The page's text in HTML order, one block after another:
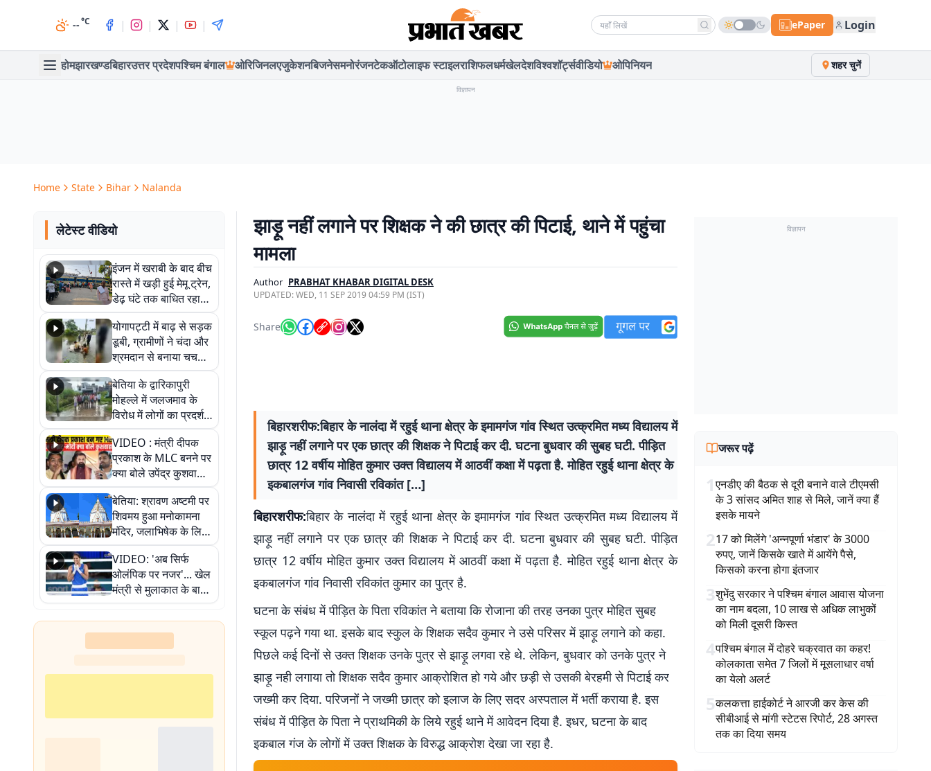
--°C | | | | Search news ePaper Login
होमझारखण्डबिहारउत्तर प्रदेशपश्चिम बंगाल ओरिजिनलएजुकेशनबिजनेसमनोरंजनटेकऑटोलाइफ स्टाइलराशिफलधर्मखेलदेशविश्वशॉर्ट्सवीडियो ओपिनियन शहर चुनें
विज्ञापन
Home State Bihar Nalanda
लेटेस्ट वीडियो
इंजन में खराबी के बाद बीच
रास्ते में खड़ी हुई मेमू ट्रेन,
डेढ़ घंटे तक बाधित रहा
आवागमन
योगापट्टी में बाढ़ से सड़क
डूबी, ग्रामीणों ने चंदा और
श्रमदान से बनाया चचरी
पुल
बेतिया के द्वारिकापुरी
मोहल्ले में जलजमाव के
विरोध में लोगों का प्रदर्शन,
स्थायी समाधान की मांग
VIDEO : मंत्री दीपक
प्रकाश के MLC बनने पर
क्या बोले उपेंद्र कुशवाहा,
सुनिए
बेतिया: श्रावण अष्टमी पर
शिवमय हुआ मनोकामना
मंदिर, जलाभिषेक के लिए
लगी लंबी कतारें
VIDEO: 'अब सिर्फ
ओलंपिक पर नजर'... खेल
मंत्री से मुलाकात के बाद
जैसमीन लंबोरिया का बड़ा
बयान
झाड़ू नहीं लगाने पर शिक्षक ने की छात्र की पिटाई, थाने में पहुंचा
मामला
Author PRABHAT KHABAR DIGITAL DESK
UPDATED:WED, 11 SEP 2019 04:59 PM (IST)
Share
बिहारशरीफ:बिहार के नालंदा में रहुई थाना क्षेत्र के इमामगंज गांव स्थित उत्क्रमित मध्य विद्यालय में
झाड़ू नहीं लगाने पर एक छात्र की शिक्षक ने पिटाई कर दी. घटना बुधवार की सुबह घटी. पीड़ित
छात्र 12 वर्षीय मोहित कुमार उक्त विद्यालय में आठवीं कक्षा में पढ़ता है. मोहित रहुई थाना क्षेत्र के
इकबालगंज गांव निवासी रविकांत […]
बिहारशरीफ:बिहार के नालंदा में रहुई थाना क्षेत्र के इमामगंज गांव स्थित उत्क्रमित मध्य विद्यालय में
झाड़ू नहीं लगाने पर एक छात्र की शिक्षक ने पिटाई कर दी. घटना बुधवार की सुबह घटी. पीड़ित
छात्र 12 वर्षीय मोहित कुमार उक्त विद्यालय में आठवीं कक्षा में पढ़ता है. मोहित रहुई थाना क्षेत्र के
इकबालगंज गांव निवासी रविकांत कुमार का पुत्र है.
घटना के संबंध में पीड़ित के पिता रविकांत ने बताया कि रोजाना की तरह उनका पुत्र मोहित सुबह
स्कूल पढ़ने गया था. इसके बाद स्कुल के शिक्षक सदैव कुमार ने उसे परिसर में झाड़ू लगाने को कहा.
पिछले कई दिनों से उक्त शिक्षक उनके पुत्र से झाड़ू लगवा रहे थे. लेकिन, बुधवार को उनके पुत्र ने
झाड़ू नही लगाया तो शिक्षक सदैव कुमार आक्रोशित हो गये और छड़ी से उसकी बेरहमी से पिटाई कर
जख्मी कर दिया. परिजनों ने जख्मी छात्र को इलाज के लिए सदर अस्पताल में भर्ती कराया है. इस
संबंध में पीड़ित के पिता ने प्राथमिकी के लिये रहुई थाने में आवेदन दिया है. इधर, घटना के बाद
इकबाल गंज के लोगों में उक्त शिक्षक के विरुद्ध आक्रोश देखा जा रहा है.
विज्ञापन
जरूर पढ़ें
1एनडीए की बैठक से दूरी बनाने वाले टीएमसी
के 3 सांसद अमित शाह से मिले, जानें क्या हैं
इसके मायने
217 को मिलेंगे 'अन्नपूर्णा भंडार' के 3000
रुपए, जानें किसके खाते में आयेंगे पैसे,
किसको करना होगा इंतजार
3शुभेंदु सरकार ने पश्चिम बंगाल आवास योजना
का नाम बदला, 10 लाख से अधिक लाभुकों
को मिली दूसरी किस्त
4पश्चिम बंगाल में दोहरे चक्रवात का कहर!
कोलकाता समेत 7 जिलों में मूसलाधार वर्षा
का येलो अलर्ट
5कलकत्ता हाईकोर्ट ने आरजी कर केस की
सीबीआई से मांगी स्टेटस रिपोर्ट, 28 अगस्त
तक का दिया समय